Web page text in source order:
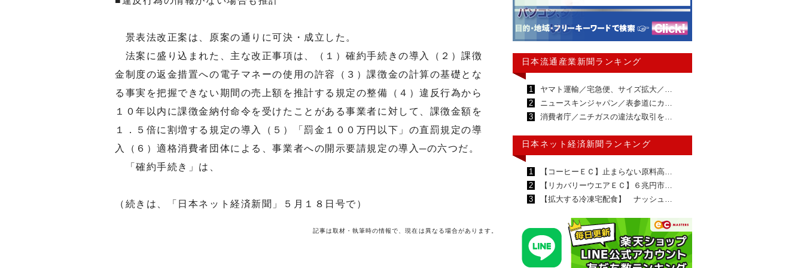
景表法改正案は、原案の通りに可決・成立した。
法案に盛り込まれた、主な改正事項は、（１）確約手続きの導入（２）課徴
金制度の返金措置への電子マネーの使用の許容（３）課徴金の計算の基礎とな
る事実を把握できない期間の売上額を推計する規定の整備（４）違反行為から
１０年以内に課徴金納付命令を受けたことがある事業者に対して、課徴金額を
１．５倍に割増する規定の導入（５）「罰金１００万円以下」の直罰規定の導
入（６）適格消費者団体による、事業者への開示要請規定の導入─の六つだ。
「確約手続き」は、
（続きは、「日本ネット経済新聞」５月１８日号で）
記事は取材・執筆時の情報で、現在は異なる場合があります。
日本流通産業新聞ランキング
1
ヤマト運輸／宅急便、サイズ拡大／…
2
ニュースキンジャパン／表参道にカ…
3
消費者庁／ニチガスの違法な取引を…
日本ネット経済新聞ランキング
1
【コーヒーＥＣ】止まらない原料高…
2
【リカバリーウエアＥＣ】６兆円市…
3
【拡大する冷凍宅配食】 ナッシュ…